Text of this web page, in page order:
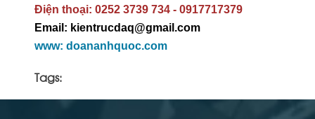
Điện thoại: 0252 3739 734 - 0917717379
Email: kientrucdaq@gmail.com
www: doananhquoc.com
Tags: